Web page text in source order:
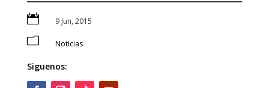
 9 Jun, 2015
m Noticias
Siguenos: